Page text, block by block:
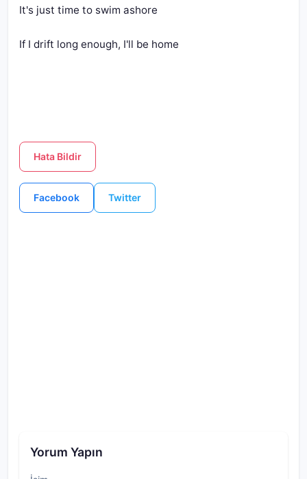
It's just time to swim ashore
If I drift long enough, I'll be home
Hata Bildir
Facebook Twitter
Yorum Yapın